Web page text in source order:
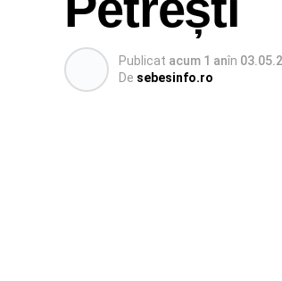
Publicat acum 1 anîn
De sebesinfo.ro